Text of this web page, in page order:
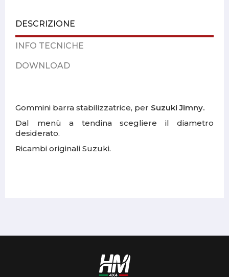
DESCRIZIONE
INFO TECNICHE
DOWNLOAD
Gommini barra stabilizzatrice, per Suzuki Jimny.
Dal menù a tendina scegliere il diametro
desiderato.
Ricambi originali Suzuki.